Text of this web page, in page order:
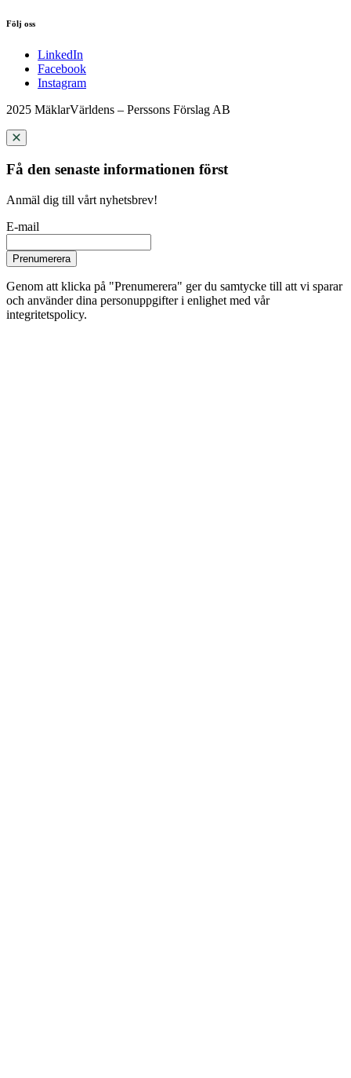
Följ oss
LinkedIn
Facebook
Instagram
2025 MäklarVärldens – Perssons Förslag AB
Få den senaste informationen först
Anmäl dig till vårt nyhetsbrev!
E-mail
Prenumerera
Genom att klicka på "Prenumerera" ger du samtycke till att vi sparar
och använder dina personuppgifter i enlighet med vår
integritetspolicy.